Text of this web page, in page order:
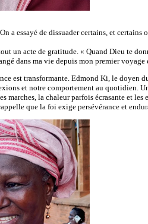
a essayé de dissuader certains, et
un acte de gratitude. « Quand Dieu te
dans ma vie depuis mon premier
est transformante. Edmond Ki, le
et notre comportement au quotidien.
la chaleur parfois écrasante et
que la foi exige persévérance et